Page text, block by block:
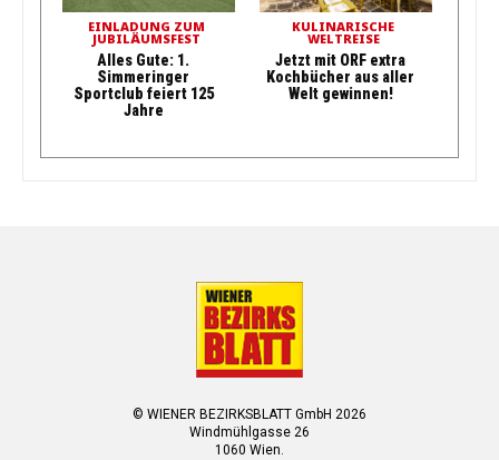
EINLADUNG ZUM
JUBILÄUMSFEST
Alles Gute: 1.
Simmeringer
Sportclub feiert 125
Jahre
KULINARISCHE
WELTREISE
Jetzt mit ORF extra
Kochbücher aus aller
Welt gewinnen!
© WIENER BEZIRKSBLATT GmbH 2026
Windmühlgasse 26
1060 Wien.